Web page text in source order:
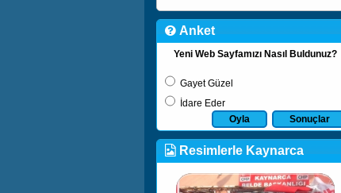
Anket
Yeni Web Sayfamızı Nasıl Buldunuz?
Gayet Güzel
İdare Eder
Sonuçlar
Oyla
Resimlerle Kaynarca